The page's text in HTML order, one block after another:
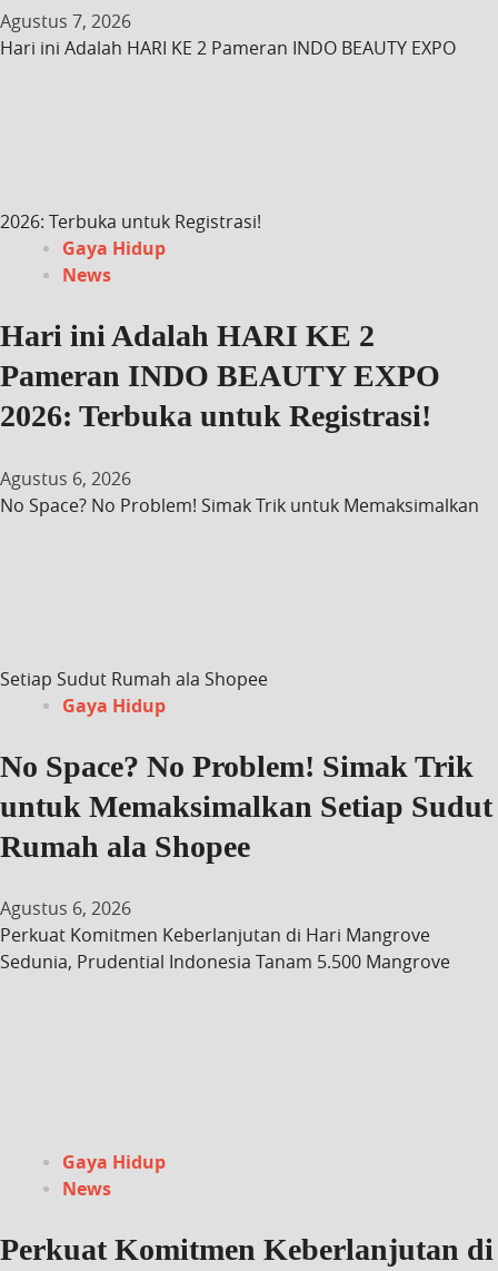
Agustus 7, 2026
Hari ini Adalah HARI KE 2 Pameran INDO BEAUTY EXPO
2026: Terbuka untuk Registrasi!
Gaya Hidup
News
Hari ini Adalah HARI KE 2
Pameran INDO BEAUTY EXPO
2026: Terbuka untuk Registrasi!
Agustus 6, 2026
No Space? No Problem! Simak Trik untuk Memaksimalkan
Setiap Sudut Rumah ala Shopee
Gaya Hidup
No Space? No Problem! Simak Trik
untuk Memaksimalkan Setiap Sudut
Rumah ala Shopee
Agustus 6, 2026
Perkuat Komitmen Keberlanjutan di Hari Mangrove
Sedunia, Prudential Indonesia Tanam 5.500 Mangrove
Gaya Hidup
News
Perkuat Komitmen Keberlanjutan di